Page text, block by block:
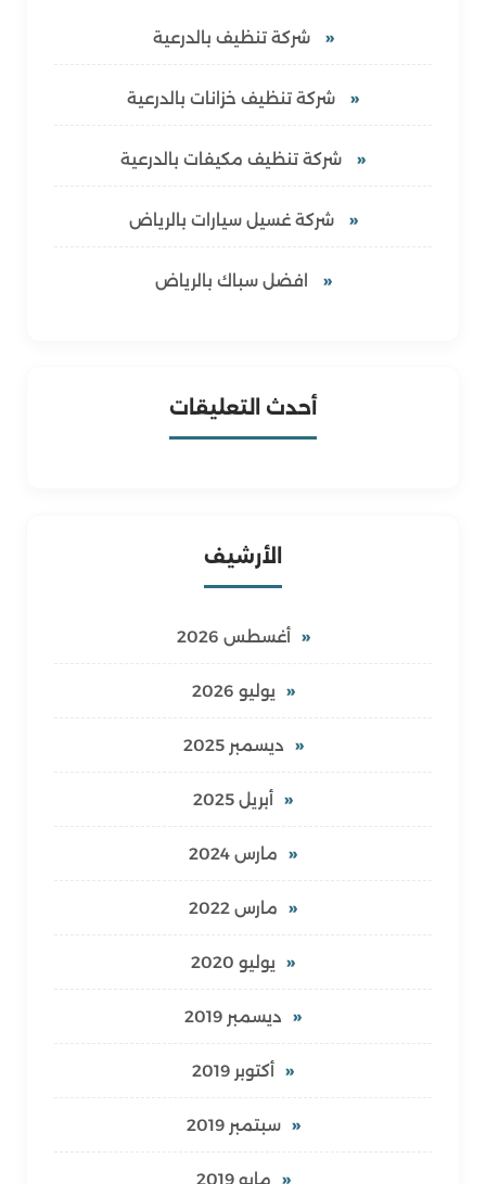
شركة تنظيف بالدرعية
شركة تنظيف خزانات بالدرعية
شركة تنظيف مكيفات بالدرعية
شركة غسيل سيارات بالرياض
افضل سباك بالرياض
أحدث التعليقات
الأرشيف
أغسطس 2026
يوليو 2026
ديسمبر 2025
أبريل 2025
مارس 2024
مارس 2022
يوليو 2020
ديسمبر 2019
أكتوبر 2019
سبتمبر 2019
مايو 2019